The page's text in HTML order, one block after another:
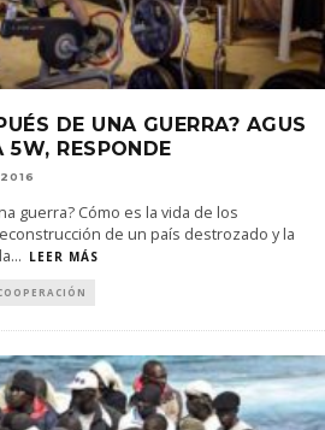
DE UNA GUERRA? AGUS
5W, RESPONDE
guerra? Cómo es la vida de los
de un país destrozado y la
... LEER MÁS